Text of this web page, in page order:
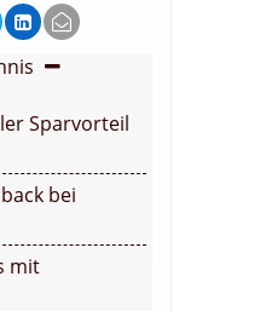
Sparvorteil
bei
mit